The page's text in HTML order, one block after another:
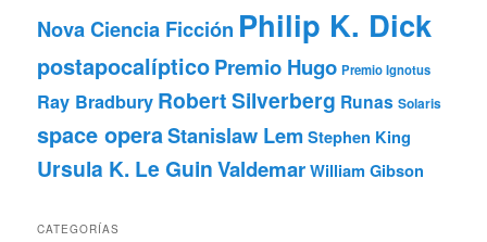
Nova Ciencia Ficción Philip K. Dick
postapocalípticoPremio Hugo Premio Ignotus
Ray Bradbury Robert Silverberg Runas Solaris
space operaStanislaw Lem Stephen King
Ursula K. Le GuinValdemarWilliam Gibson
CATEGORÍAS